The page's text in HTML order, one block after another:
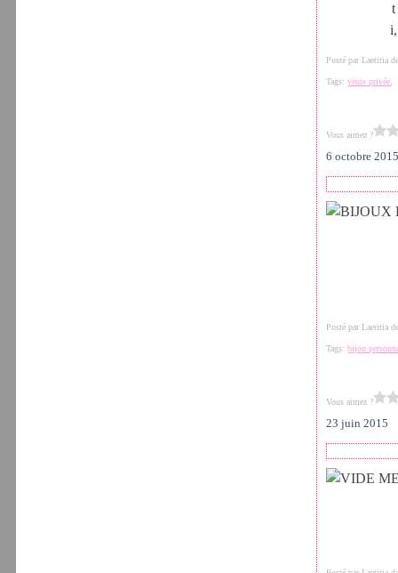
t
Posté par Laetitia
Tags:vente privée ,
Vous aimez ?
6 octobre 2015
Posté par Laetitia
Tags:bijou
Vous aimez ?
23 juin 2015